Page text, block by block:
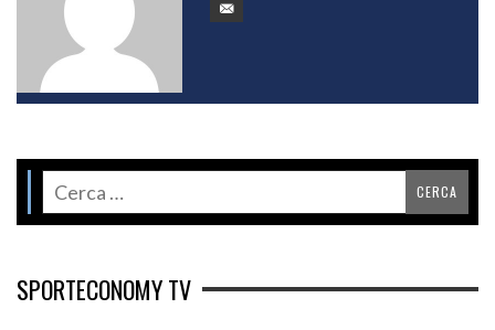
SPORTECONOMY TV